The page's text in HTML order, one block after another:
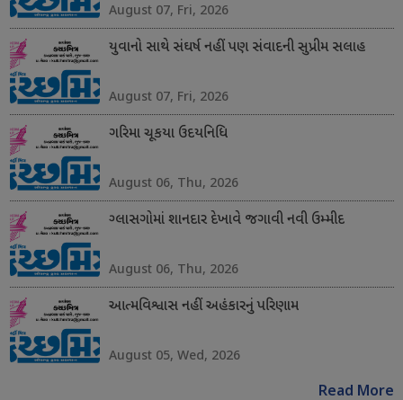
August 07, Fri, 2026
યુવાનો સાથે સંઘર્ષ નહીં પણ સંવાદની સુપ્રીમ સલાહ
August 07, Fri, 2026
ગરિમા ચૂકયા ઉદયનિધિ
August 06, Thu, 2026
ગ્લાસગોમાં શાનદાર દેખાવે જગાવી નવી ઉમ્મીદ
August 06, Thu, 2026
આત્મવિશ્વાસ નહીં અહંકારનું પરિણામ
August 05, Wed, 2026
Read More